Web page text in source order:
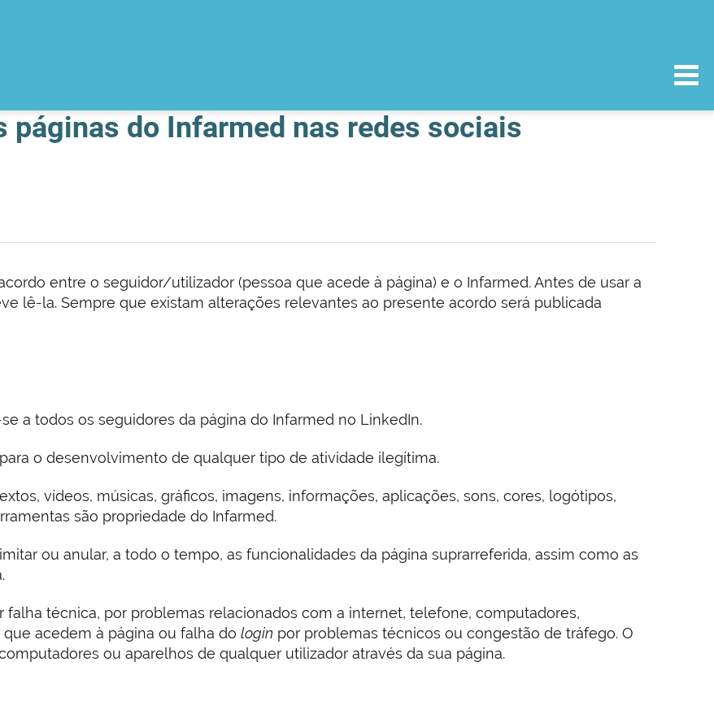
do Infarmed nas redes sociais
entre o seguidor/utilizador (pessoa que acede à página) e o Infarmed. Antes de usar a
lê-la. Sempre que existam alterações relevantes ao presente acordo será publicada
a todos os seguidores da página do Infarmed no LinkedIn.
o desenvolvimento de qualquer tipo de atividade ilegítima.
vídeos, músicas, gráficos, imagens, informações, aplicações, sons, cores, logótipos,
são propriedade do Infarmed.
ou anular, a todo o tempo, as funcionalidades da página suprarreferida, assim como as
falha técnica, por problemas relacionados com a internet, telefone, computadores,
acedem à página ou falha do login por problemas técnicos ou congestão de tráfego. O
ou aparelhos de qualquer utilizador através da sua página.